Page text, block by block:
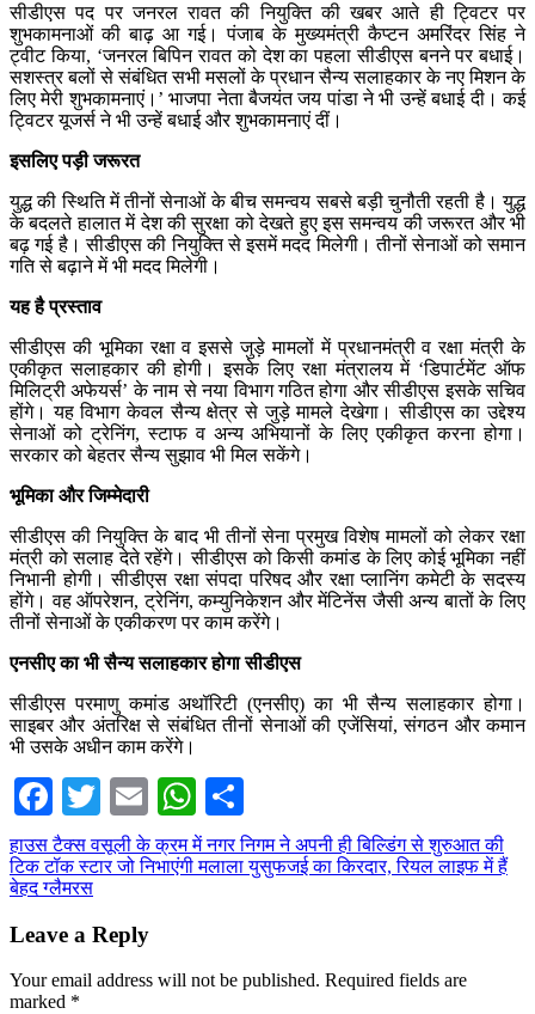
सीडीएस पद पर जनरल रावत की नियुक्ति की खबर आते ही ट्विटर पर
शुभकामनाओं की बाढ़ आ गई। पंजाब के मुख्यमंत्री कैप्टन अमरिंदर सिंह ने
ट्वीट किया, ‘जनरल बिपिन रावत को देश का पहला सीडीएस बनने पर बधाई।
सशस्त्र बलों से संबंधित सभी मसलों के प्रधान सैन्य सलाहकार के नए मिशन के
लिए मेरी शुभकामनाएं।’ भाजपा नेता बैजयंत जय पांडा ने भी उन्हें बधाई दी। कई
ट्विटर यूजर्स ने भी उन्हें बधाई और शुभकामनाएं दीं।
इसलिए पड़ी जरूरत
युद्ध की स्थिति में तीनों सेनाओं के बीच समन्वय सबसे बड़ी चुनौती रहती है। युद्ध
के बदलते हालात में देश की सुरक्षा को देखते हुए इस समन्वय की जरूरत और भी
बढ़ गई है। सीडीएस की नियुक्ति से इसमें मदद मिलेगी। तीनों सेनाओं को समान
गति से बढ़ाने में भी मदद मिलेगी।
यह है प्रस्ताव
सीडीएस की भूमिका रक्षा व इससे जुड़े मामलों में प्रधानमंत्री व रक्षा मंत्री के
एकीकृत सलाहकार की होगी। इसके लिए रक्षा मंत्रालय में ‘डिपार्टमेंट ऑफ
मिलिट्री अफेयर्स’ के नाम से नया विभाग गठित होगा और सीडीएस इसके सचिव
होंगे। यह विभाग केवल सैन्य क्षेत्र से जुड़े मामले देखेगा। सीडीएस का उद्देश्य
सेनाओं को ट्रेनिंग, स्टाफ व अन्य अभियानों के लिए एकीकृत करना होगा।
सरकार को बेहतर सैन्य सुझाव भी मिल सकेंगे।
भूमिका और जिम्मेदारी
सीडीएस की नियुक्ति के बाद भी तीनों सेना प्रमुख विशेष मामलों को लेकर रक्षा
मंत्री को सलाह देते रहेंगे। सीडीएस को किसी कमांड के लिए कोई भूमिका नहीं
निभानी होगी। सीडीएस रक्षा संपदा परिषद और रक्षा प्लानिंग कमेटी के सदस्य
होंगे। वह ऑपरेशन, ट्रेनिंग, कम्युनिकेशन और मेंटिनेंस जैसी अन्य बातों के लिए
तीनों सेनाओं के एकीकरण पर काम करेंगे।
एनसीए का भी सैन्य सलाहकार होगा सीडीएस
सीडीएस परमाणु कमांड अथॉरिटी (एनसीए) का भी सैन्य सलाहकार होगा।
साइबर और अंतरिक्ष से संबंधित तीनों सेनाओं की एजेंसियां, संगठन और कमान
भी उसके अधीन काम करेंगे।
Facebook
TwitterEmailWhatsApp
Post
navigation
हाउस टैक्स वसूली के क्रम में नगर निगम ने अपनी ही बिल्डिंग से शुरुआत की
टिक टॉक स्टार जो निभाएंगी मलाला युसुफजई का किरदार, रियल लाइफ में हैं
बेहद ग्लैमरस
Leave a Reply
Your email address will not be published. Required fields are
marked *